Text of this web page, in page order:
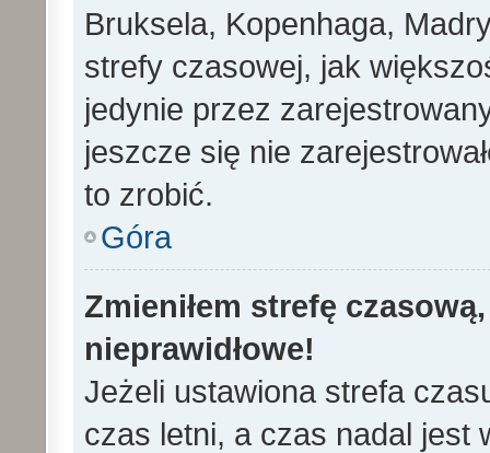
Bruksela, Kopenhaga,
strefy czasowej, jak
jedynie przez
jeszcze się nie
to zrobić.
Góra
Zmieniłem strefę
nieprawidłowe!
Jeżeli ustawiona strefa
czas letni, a czas nadal jest